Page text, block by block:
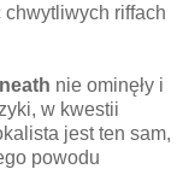
chwytliwych riffach
nie ominęły i
w kwestii
jest ten sam,
powodu